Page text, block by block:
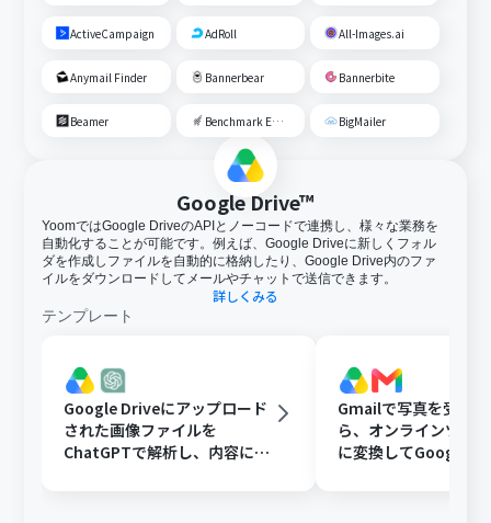
ActiveCampaign AdRoll All-Images.ai
Anymail Finder Bannerbear Bannerbite
Beamer Benchmark Email BigMailer
Google Drive™
YoomではGoogle DriveのAPIとノーコードで連携し、様々な業務を
自動化することが可能です。例えば、Google Driveに新しくフォル
ダを作成しファイルを自動的に格納したり、Google Drive内のファ
イルをダウンロードしてメールやチャットで送信できます。
詳しくみる
テンプレート
Google Driveにアップロード
された画像ファイルを
ChatGPTで解析し、内容に応
Gmailで写真を受け
ら、オンラインツー
に変換してGoogle